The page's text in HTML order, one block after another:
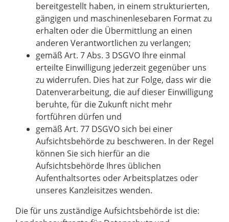
bereitgestellt haben, in einem strukturierten,
gängigen und maschinenlesebaren Format zu
erhalten oder die Übermittlung an einen
anderen Verantwortlichen zu verlangen;
gemäß Art. 7 Abs. 3 DSGVO Ihre einmal
erteilte Einwilligung jederzeit gegenüber uns
zu widerrufen. Dies hat zur Folge, dass wir die
Datenverarbeitung, die auf dieser Einwilligung
beruhte, für die Zukunft nicht mehr
fortführen dürfen und
gemäß Art. 77 DSGVO sich bei einer
Aufsichtsbehörde zu beschweren. In der Regel
können Sie sich hierfür an die
Aufsichtsbehörde Ihres üblichen
Aufenthaltsortes oder Arbeitsplatzes oder
unseres Kanzleisitzes wenden.
Die für uns zuständige Aufsichtsbehörde ist die: